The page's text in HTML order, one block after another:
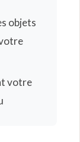
objets
votre